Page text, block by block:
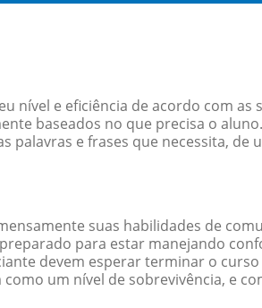
nível e eficiência de acordo com as
baseados no que precisa o
palavras e frases que necessita, de
suas habilidades de
para estar manejando
devem esperar terminar o
um nível de sobrevivência, e